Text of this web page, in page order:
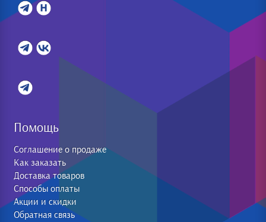
Помощь
Соглашение о продаже
Как заказать
Доставка товаров
Способы оплаты
Акции и скидки
Обратная связь